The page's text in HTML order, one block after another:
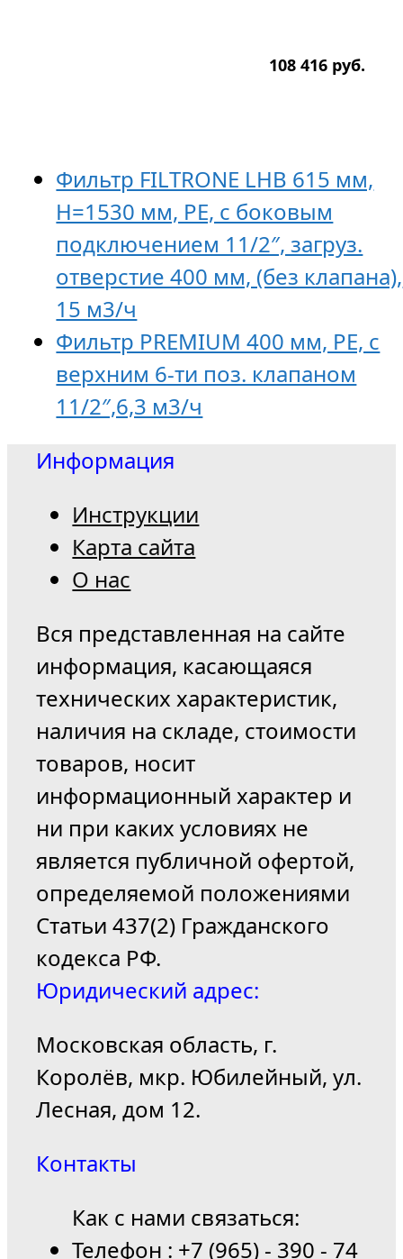
108 416 руб.
Фильтр FILTRONE LHB 615 мм,
H=1530 мм, PE, с боковым
подключением 11/2″, загруз.
отверстие 400 мм, (без клапана),
15 м3/ч
Фильтр PREMIUM 400 мм, PE, с
верхним 6-ти поз. клапаном
11/2″,6,3 м3/ч
Информация
Инструкции
Карта сайта
О нас
Вся представленная на сайте
информация, касающаяся
технических характеристик,
наличия на складе, стоимости
товаров, носит
информационный характер и
ни при каких условиях не
является публичной офертой,
определяемой положениями
Статьи 437(2) Гражданского
кодекса РФ.
Юридический адрес:
Московская область, г.
Королёв, мкр. Юбилейный, ул.
Лесная, дом 12.
Контакты
Как с нами связаться:
Телефон : +7 (965) - 390 - 74